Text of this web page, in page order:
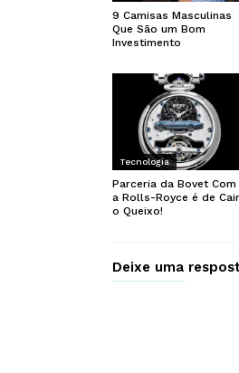
9 Camisas Masculinas
Que São um Bom
Investimento
Tecnologia
Parceria da Bovet Com
a Rolls-Royce é de Cair
o Queixo!
Deixe uma